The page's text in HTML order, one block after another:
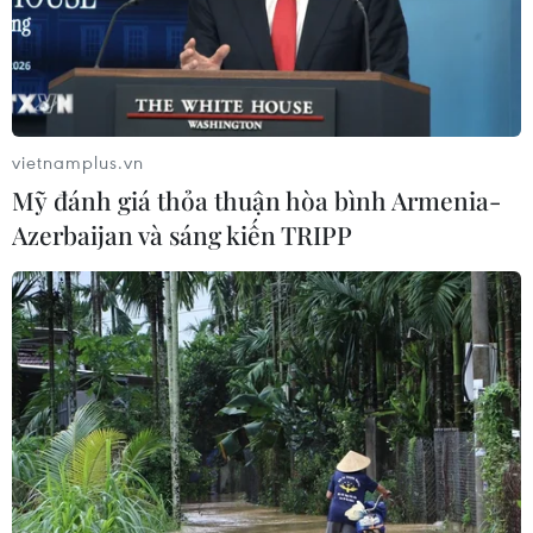
Gắn kết cộng đồng, phát huy vai trò
của cộng đồng người Việt Nam tại
Nhật Bản
22/07/2026 14:44
Lượng kiều hối về Thành phố Hồ Chí
Minh giảm gần 23% sau nửa năm
22/07/2026 06:22
Ấm áp nghĩa tình của những cựu
chiến binh Việt Nam tại Đức
22/07/2026 03:14
vietnamplus.vn
Mỹ đánh giá thỏa thuận hòa bình Armenia-
Azerbaijan và sáng kiến TRIPP